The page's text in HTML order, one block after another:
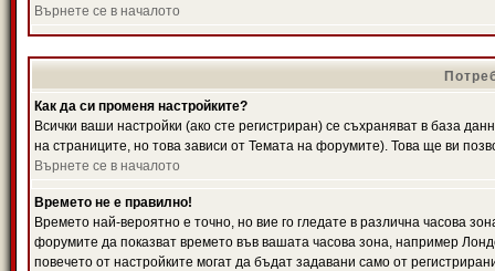
Върнете се в началото
Как да си променя настройките?
Всички ваши настройки (ако сте регистриран) се съхраняват в база
на страниците, но това зависи от Темата на форумите). Това ще ви
Върнете се в началото
Времето не е правилно!
Времето най-вероятно е точно, но вие го гледате в различна часова
форумите да показват времето във вашата часова зона, например
повечето от настройките могат да бъдат задавани само от